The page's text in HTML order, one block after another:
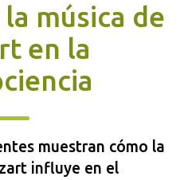
música de
en la
muestran cómo la
influye en el